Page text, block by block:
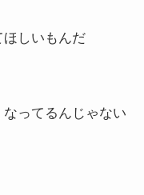
しいもんだ
ってるんじゃない